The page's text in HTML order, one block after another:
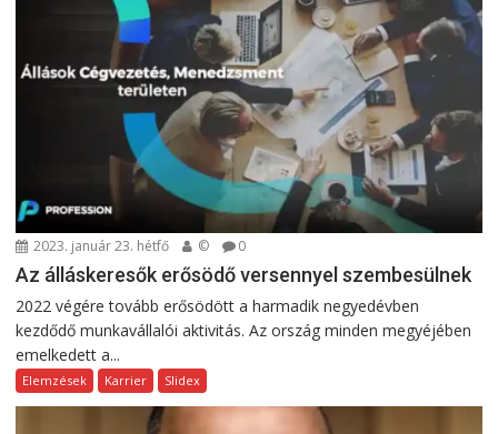
2023. január 23. hétfő © 0
Az álláskeresők erősödő versennyel szembesülnek
2022 végére tovább erősödött a harmadik negyedévben
kezdődő munkavállalói aktivitás. Az ország minden megyéjében
emelkedett a...
Elemzések Karrier Slidex